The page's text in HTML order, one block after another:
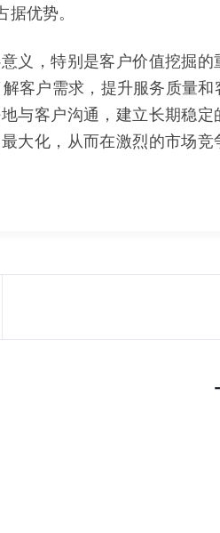
优势。
义，特别是客户价值挖掘
客户需求，提升服务质量和
与客户沟通，建立长期稳定
大化，从而在激烈的市场竞